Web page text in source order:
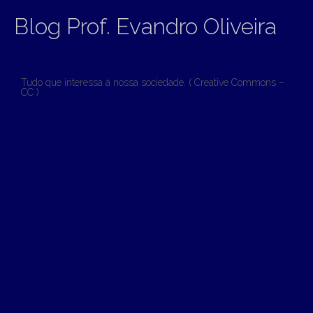
Blog Prof. Evandro Oliveira
Tudo que interessa à nossa sociedade. ( Creative Commons –
CC )